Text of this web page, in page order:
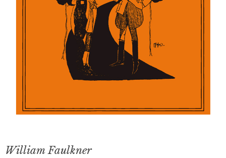
William Faulkner